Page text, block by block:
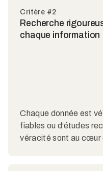
Critère #2
Recherche
chaque information
Chaque donnée est
fiables ou d’études
véracité sont au cœur